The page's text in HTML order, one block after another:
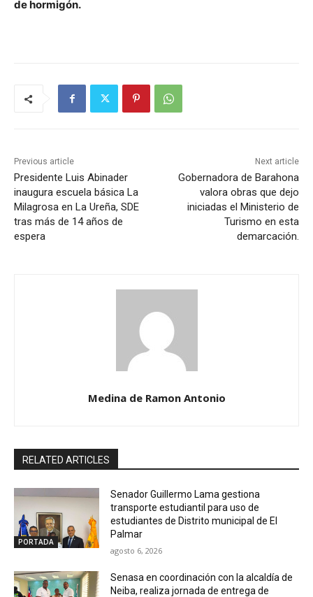
de hormigón.
Previous article
Presidente Luis Abinader
inaugura escuela básica La
Milagrosa en La Ureña, SDE
tras más de 14 años de
espera
Next article
Gobernadora de Barahona
valora obras que dejo
iniciadas el Ministerio de
Turismo en esta
demarcación.
Medina de Ramon Antonio
RELATED ARTICLES
PORTADA
Senador Guillermo Lama gestiona
transporte estudiantil para uso de
estudiantes de Distrito municipal de El
Palmar
agosto 6, 2026
Senasa en coordinación con la alcaldía de
Neiba, realiza jornada de entrega de